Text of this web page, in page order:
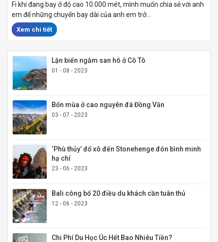
Fi khi đang bay ở độ cao 10.000 mét, mình muốn chia sẻ với anh
em để những chuyến bay dài của anh em trở...
Xem chi tiết
Lặn biển ngắm san hô ở Cô Tô
01 - 08 - 2023
Bốn mùa ở cao nguyên đá Đồng Văn
03 - 07 - 2023
‘Phù thủy’ đổ xô đến Stonehenge đón bình minh
hạ chí
23 - 06 - 2023
Bali công bố 20 điều du khách cần tuân thủ
12 - 06 - 2023
Chi Phí Du Học Úc Hết Bao Nhiêu Tiền?